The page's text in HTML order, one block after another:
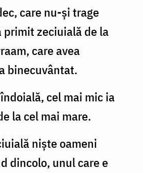
care nu-şi trage
primit zeciuială de la
care avea
binecuvântat.
cel mai mic ia
la cel mai mare.
nişte oameni
dincolo, unul care e